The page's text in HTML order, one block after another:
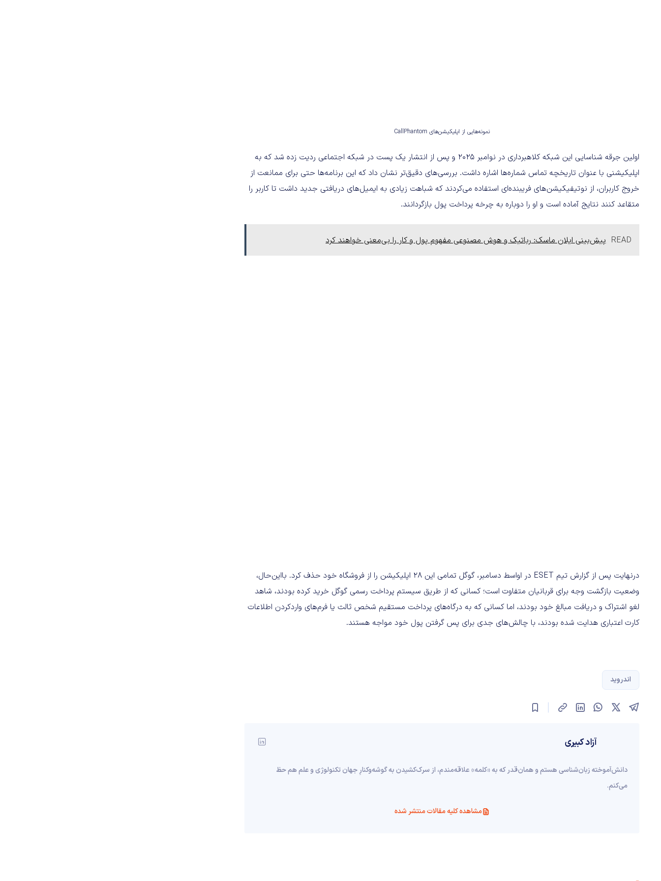
نمونه‌هایی از اپلیکیشن‌های CallPhantom
اولین جرقه شناسایی این شبکه کلاهبرداری در نوامبر ۲۰۲۵ و پس از انتشار یک پست در شبکه اجتماعی ردیت زده شد که به
اپلیکیشنی با عنوان تاریخچه تماس شماره‌ها اشاره داشت. بررسی‌های دقیق‌تر نشان داد که این برنامه‌ها حتی برای ممانعت از
خروج کاربران، از نوتیفیکیشن‌های فریبنده‌ای استفاده می‌کردند که شباهت زیادی به ایمیل‌های دریافتی جدید داشت تا کاربر را
متقاعد کنند نتایج آماده است و او را دوباره به چرخه پرداخت پول بازگردانند.
READ پیش‌بینی ایلان ماسک: رباتیک و هوش مصنوعی مفهوم پول و کار را بی‌معنی خواهند کرد
درنهایت پس از گزارش تیم ESET در اواسط دسامبر، گوگل تمامی این ۲۸ اپلیکیشن را از فروشگاه خود حذف کرد. بااین‌حال،
وضعیت بازگشت وجه برای قربانیان متفاوت است؛ کسانی که از طریق سیستم پرداخت رسمی گوگل خرید کرده بودند، شاهد
لغو اشتراک و دریافت مبالغ خود بودند، اما کسانی که به درگاه‌های پرداخت مستقیم شخص ثالث یا فرم‌های واردکردن اطلاعات
کارت اعتباری هدایت شده بودند، با چالش‌های جدی برای پس گرفتن پول خود مواجه هستند.
اندروید
آزاد کبیری
دانش‌آموخته‌ زبان‌شناسی‌ هستم و همان‌قدر که به «کلمه» علاقه‌مندم، از سرک‌کشیدن به گوشه‌وکنارِ جهان تکنولوژی و علم هم حظ
می‌کنم.
مشاهده کلیه مقالات منتشر شده